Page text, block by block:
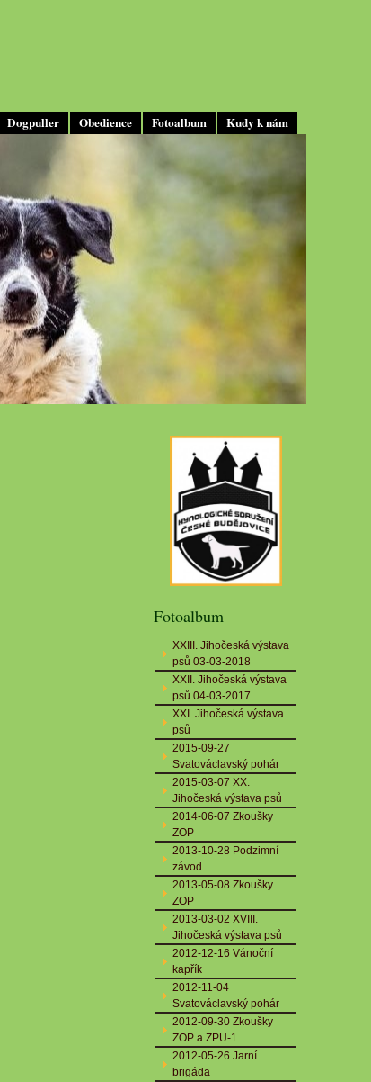
Dogpuller Obedience Fotoalbum Kudy k nám
Fotoalbum
XXIII. Jihočeská výstava
psů 03-03-2018
XXII. Jihočeská výstava
psů 04-03-2017
XXI. Jihočeská výstava
psů
2015-09-27
Svatováclavský pohár
2015-03-07 XX.
Jihočeská výstava psů
2014-06-07 Zkoušky
ZOP
2013-10-28 Podzimní
závod
2013-05-08 Zkoušky
ZOP
2013-03-02 XVIII.
Jihočeská výstava psů
2012-12-16 Vánoční
kapřík
2012-11-04
Svatováclavský pohár
2012-09-30 Zkoušky
ZOP a ZPU-1
2012-05-26 Jarní
brigáda